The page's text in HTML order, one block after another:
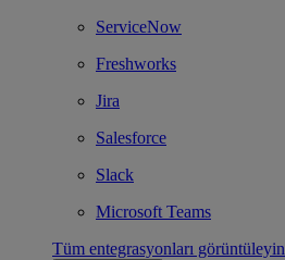
ServiceNow
Freshworks
Jira
Salesforce
Slack
Microsoft Teams
Tüm entegrasyonları görüntüleyin